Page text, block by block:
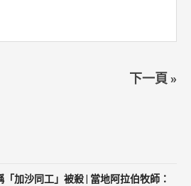
下一頁 »
「加沙同工」被殺 | 當地阿拉伯牧師：